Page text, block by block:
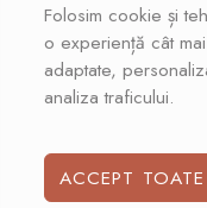
© 2026
Folosim cookie și
o experiență cât
adaptate,
analiza traficului.
ACCEPT TOATE